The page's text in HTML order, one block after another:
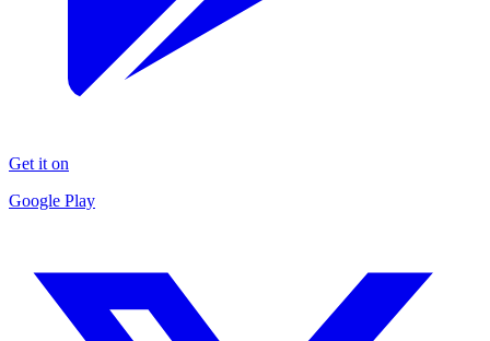
Get it on
Google Play